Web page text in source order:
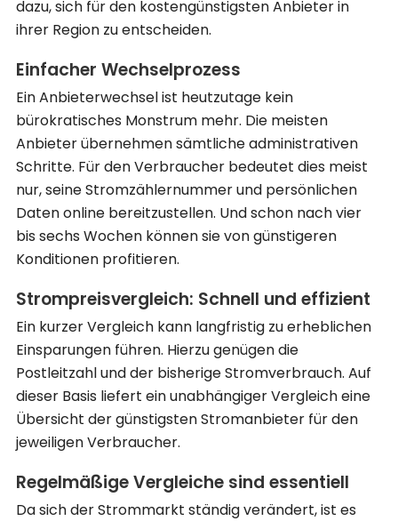
dazu, sich für den kostengünstigsten Anbieter in
ihrer Region zu entscheiden.
Einfacher Wechselprozess
Ein Anbieterwechsel ist heutzutage kein
bürokratisches Monstrum mehr. Die meisten
Anbieter übernehmen sämtliche administrativen
Schritte. Für den Verbraucher bedeutet dies meist
nur, seine Stromzählernummer und persönlichen
Daten online bereitzustellen. Und schon nach vier
bis sechs Wochen können sie von günstigeren
Konditionen profitieren.
Strompreisvergleich: Schnell und effizient
Ein kurzer Vergleich kann langfristig zu erheblichen
Einsparungen führen. Hierzu genügen die
Postleitzahl und der bisherige Stromverbrauch. Auf
dieser Basis liefert ein unabhängiger Vergleich eine
Übersicht der günstigsten Stromanbieter für den
jeweiligen Verbraucher.
Regelmäßige Vergleiche sind essentiell
Da sich der Strommarkt ständig verändert, ist es